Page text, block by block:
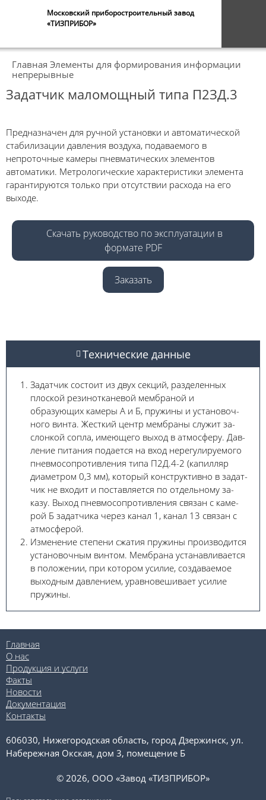
Московский приборостроительный завод
«ТИЗПРИБОР»
Главная Элементы для формирования информации
непрерывные
Задатчик маломощный типа П2ЗД.3
Предназначен для ручной установки и автоматической
стабилизации давления воздуха, подаваемого в
непроточные камеры пневма­тических элементов
автоматики. Метрологические характеристики элемента
гарантируются только при отсутствии расхода на его
выходе.
Скачать руководство по эксплуатации в
формате PDF
Заказать
Технические данные
Задатчик состоит из двух секций, раз­деленных
плоской резинотканевой мембраной и
образующих камеры А и Б, пружины и установоч­
ного винта. Жесткий центр мембраны служит за­
слонкой сопла, имеющего выход в атмосферу. Дав­
ление питания подается на вход нерегулируемого
пневмосопротивления типа П2Д.4-2 (капилляр
диа­метром 0,3 мм), который конструктивно в задат­
чик не входит и поставляется по отдельному за­
казу. Выход пневмосопротивления связан с каме­
рой Б задатчика через канал 1, канал 13 связан с
атмосферой.
Изменение степени сжатия пружины произво­дится
установочным винтом. Мембрана устанавли­вается
в положении, при котором усилие, создавае­мое
выходным давлением, уравновешивает усилие
пружины.
Главная
О нас
Продукция и услуги
Факты
Новости
Документация
Контакты
606030, Нижегородская область, город Дзержинск, ул.
Набережная Окская, дом 3, помещение Б
© 2026, ООО «Завод «ТИЗПРИБОР»